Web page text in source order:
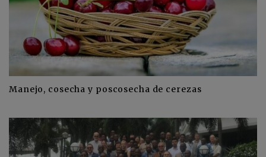
Manejo, cosecha y poscosecha de cerezas